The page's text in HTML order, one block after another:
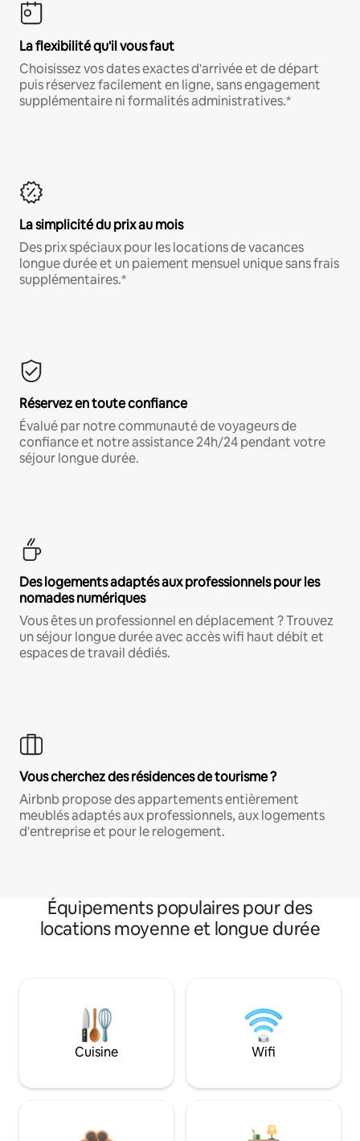
La flexibilité qu'il vous faut
Choisissez vos dates exactes d'arrivée et de départ
puis réservez facilement en ligne, sans engagement
supplémentaire ni formalités administratives.*
La simplicité du prix au mois
Des prix spéciaux pour les locations de vacances
longue durée et un paiement mensuel unique sans frais
supplémentaires.*
Réservez en toute confiance
Évalué par notre communauté de voyageurs de
confiance et notre assistance 24h/24 pendant votre
séjour longue durée.
Des logements adaptés aux professionnels pour les
nomades numériques
Vous êtes un professionnel en déplacement ? Trouvez
un séjour longue durée avec accès wifi haut débit et
espaces de travail dédiés.
Vous cherchez des résidences de tourisme ?
Airbnb propose des appartements entièrement
meublés adaptés aux professionnels, aux logements
d'entreprise et pour le relogement.
Équipements populaires pour des
locations moyenne et longue durée
Cuisine Wifi